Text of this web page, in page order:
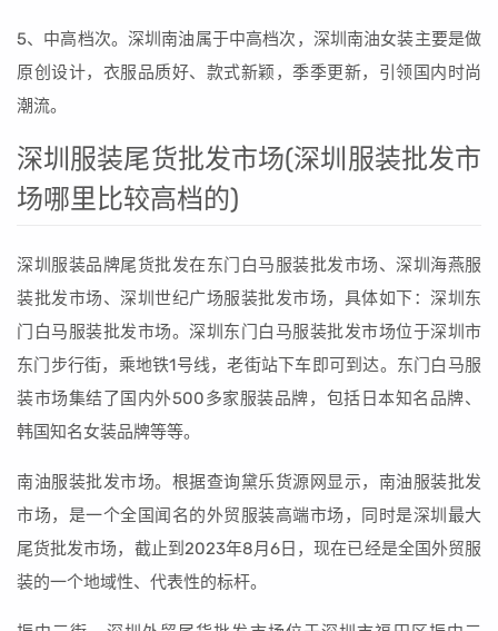
5、中高档次。深圳南油属于中高档次，深圳南油女装主要是做
原创设计，衣服品质好、款式新颖，季季更新，引领国内时尚
潮流。
深圳服装尾货批发市场(深圳服装批发市
场哪里比较高档的)
深圳服装品牌尾货批发在东门白马服装批发市场、深圳海燕服
装批发市场、深圳世纪广场服装批发市场，具体如下：深圳东
门白马服装批发市场。深圳东门白马服装批发市场位于深圳市
东门步行街，乘地铁1号线，老街站下车即可到达。东门白马服
装市场集结了国内外500多家服装品牌，包括日本知名品牌、
韩国知名女装品牌等等。
南油服装批发市场。根据查询黛乐货源网显示，南油服装批发
市场，是一个全国闻名的外贸服装高端市场，同时是深圳最大
尾货批发市场，截止到2023年8月6日，现在已经是全国外贸服
装的一个地域性、代表性的标杆。